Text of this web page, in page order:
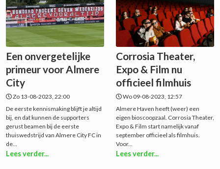
Een onvergetelijke
primeur voor Almere
City
Zo 13-08-2023, 22:00
De eerste kennismaking blijft je altijd
bij, en dat kunnen de supporters
gerust beamen bij de eerste
thuiswedstrijd van Almere City FC in
de...
Lees verder...
Corrosia Theater,
Expo & Film nu
officieel filmhuis
Wo 09-08-2023, 12:57
Almere Haven heeft (weer) een
eigen bioscoopzaal. Corrosia Theater,
Expo & Film start namelijk vanaf
september officieel als filmhuis.
Voor...
Lees verder...